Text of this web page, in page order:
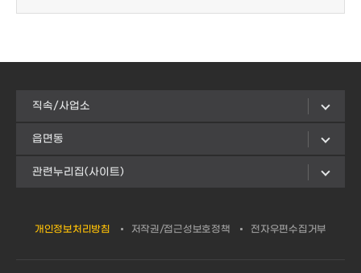
직속/사업소
읍면동
관련누리집(사이트)
개인정보처리방침 저작권/접근성보호정책 전자우편수집거부